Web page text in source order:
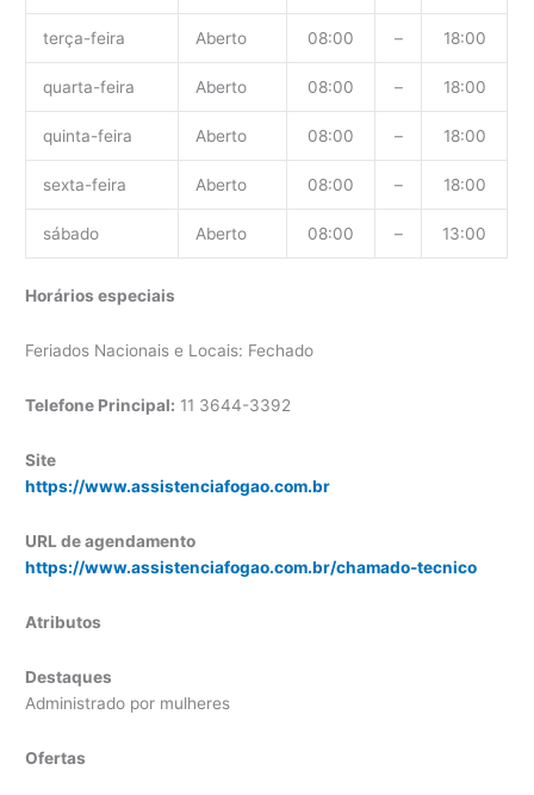
terça-feira Aberto 08:00 – 18:00
quarta-feira Aberto 08:00 – 18:00
quinta-feira Aberto 08:00 – 18:00
sexta-feira Aberto 08:00 – 18:00
sábado Aberto 08:00 – 13:00
Horários especiais
Feriados Nacionais e Locais: Fechado
Telefone Principal: 11 3644-3392
Site
https://www.assistenciafogao.com.br
URL de agendamento
https://www.assistenciafogao.com.br/chamado-tecnico
Atributos
Destaques
Administrado por mulheres
Ofertas